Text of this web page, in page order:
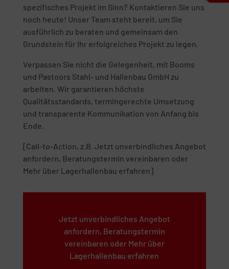
spezifisches Projekt im Sinn? Kontaktieren Sie uns
noch heute! Unser Team steht bereit, um Sie
ausführlich zu beraten und gemeinsam den
Grundstein für Ihr erfolgreiches Projekt zu legen.
Verpassen Sie nicht die Gelegenheit, mit Booms
und Pastoors Stahl- und Hallenbau GmbH zu
arbeiten. Wir garantieren höchste
Qualitätsstandards, termingerechte Umsetzung
und transparente Kommunikation von Anfang bis
Ende.
[Call-to-Action, z.B. Jetzt unverbindliches Angebot
anfordern, Beratungstermin vereinbaren oder
Mehr über Lagerhallenbau erfahren]
Jetzt unverbindliches Angebot
anfordern, Beratungstermin
vereinbaren oder Mehr über
Lagerhallenbau erfahren